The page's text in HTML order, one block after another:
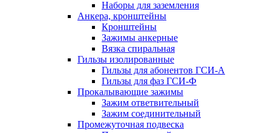
Наборы для заземления
Анкера, кронштейны
Кронштейны
Зажимы анкерные
Вязка спиральная
Гильзы изолированные
Гильзы для абонентов ГСИ-А
Гильзы для фаз ГСИ-Ф
Прокалывающие зажимы
Зажим ответвительный
Зажим соединительный
Промежуточная подвеска